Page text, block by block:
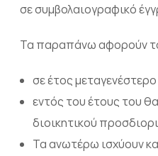
σε συμβολαιογραφικό
Τα παραπάνω αφορούν
σε έτος
εντός του έτους του
διοικητικού
Τα ανωτέρω ισχύουν